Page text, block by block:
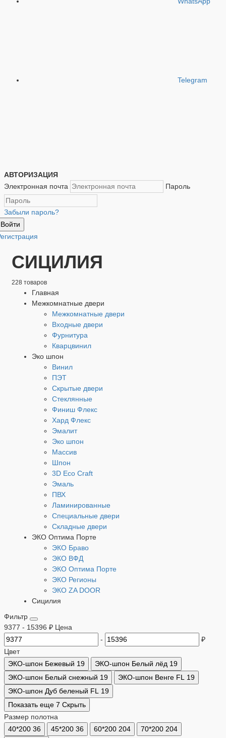
Telegram
АВТОРИЗАЦИЯ
Электронная почта
Пароль
Забыли пароль?
Войти
СИЦИЛИЯ
228 товаров
Главная
Межкомнатные двери
Межкомнатные двери
Входные двери
Фурнитура
Кварцвинил
Эко шпон
Винил
ПЭТ
Скрытые двери
Стеклянные
Финиш Флекс
Хард Флекс
Эмалит
Эко шпон
Массив
Шпон
3D Eco Craft
Эмаль
ПВХ
Ламинированные
Специальные двери
Складные двери
ЭКО Оптима Порте
ЭКО Браво
ЭКО ВФД
ЭКО Оптима Порте
ЭКО Регионы
ЭКО ZA DOOR
Сицилия
Фильтр
9377 - 15396 ₽ Цена
-
₽
Цвет
ЭКО-шпон Бежевый 19 ЭКО-шпон Белый лёд 19
ЭКО-шпон Белый снежный 19 ЭКО-шпон Венге FL 19
ЭКО-шпон Дуб беленый FL 19
Показать еще 7 Скрыть
Размер полотна
40*200 36 45*200 36 60*200 204 70*200 204